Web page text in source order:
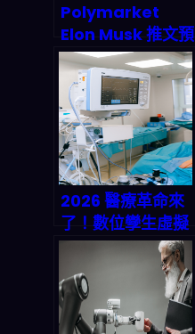
Polymarket
Elon Musk 推文預
測賭盤怎麼玩？
2026 預測市場
250 億美元狂飆背
後的 AI 情緒交易
密碼
2026 醫療革命來
了！數位孿生虛擬
人體讓你提前看穿
疾病風險？